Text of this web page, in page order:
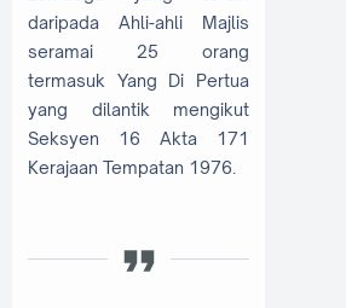
daripada Ahli-ahli Majlis
seramai 25 orang
termasuk Yang Di Pertua
yang dilantik mengikut
Seksyen 16 Akta 171
Kerajaan Tempatan 1976.